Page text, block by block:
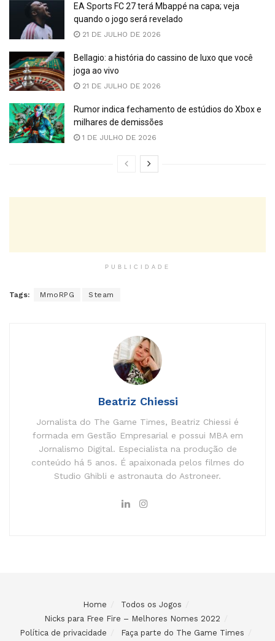
EA Sports FC 27 terá Mbappé na capa; veja
quando o jogo será revelado
21 DE JULHO DE 2026
Bellagio: a história do cassino de luxo que você
joga ao vivo
21 DE JULHO DE 2026
Rumor indica fechamento de estúdios do Xbox e
milhares de demissões
1 DE JULHO DE 2026
PUBLICIDADE
Tags: MmoRPG Steam
Beatriz Chiessi
Jornalista do The Game Times, Beatriz Chiessi é
formada em Gestão Empresarial e possui MBA em
Jornalismo Digital. Especialista na produção de
conteúdo há 5 anos. É apaixonada pelos filmes do
Studio Ghibli e astronauta do Astroneer.
Home
Todos os Jogos
Nicks para Free Fire – Melhores Nomes 2022
Política de privacidade
Faça parte do The Game Times